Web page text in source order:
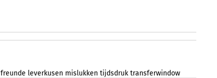
freunde leverkusen mislukken tijdsdruk transferwindow